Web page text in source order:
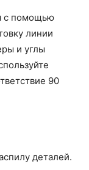
с помощью
линии
и углы
90
деталей.